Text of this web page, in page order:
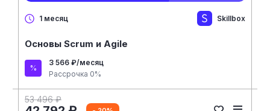
1 месяц Skillbox
Основы Scrum и Agile
3 566 ₽/месяц
Рассрочка 0%
53 496 ₽